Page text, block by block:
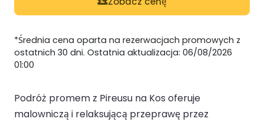
*Średnia cena oparta na rezerwacjach promowych z
ostatnich 30 dni. Ostatnia aktualizacja: 06/08/2026
01:00
Podróż promem z Pireusu na Kos oferuje
malowniczą i relaksującą przeprawę przez